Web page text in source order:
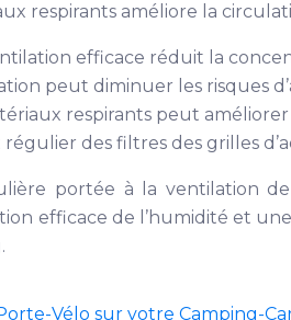
respirants améliore la
efficace réduit la
peut diminuer les risques
respirants peut
des filtres des grilles
portée à la ventilation
efficace de l’humidité et
Vélo sur votre Camping-